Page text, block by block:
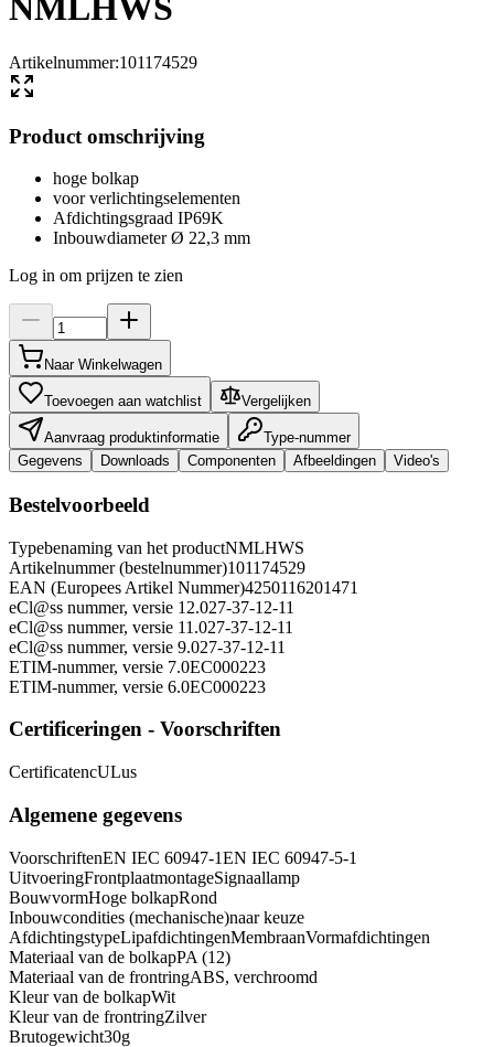
NMLHWS
Artikelnummer:101174529
Product omschrijving
hoge bolkap
voor verlichtingselementen
Afdichtingsgraad IP69K
Inbouwdiameter Ø 22,3 mm
Log in om prijzen te zien
Naar Winkelwagen
Toevoegen aan watchlist Vergelijken
Aanvraag produktinformatie
Type-nummer
Gegevens
Downloads Componenten Afbeeldingen Video's
Bestelvoorbeeld
Typebenaming van het productNMLHWS
Artikelnummer (bestelnummer)101174529
EAN (Europees Artikel Nummer)4250116201471
eCl@ss nummer, versie 12.027-37-12-11
eCl@ss nummer, versie 11.027-37-12-11
eCl@ss nummer, versie 9.027-37-12-11
ETIM-nummer, versie 7.0EC000223
ETIM-nummer, versie 6.0EC000223
Certificeringen - Voorschriften
CertificatencULus
Algemene gegevens
VoorschriftenEN IEC 60947-1EN IEC 60947-5-1
UitvoeringFrontplaatmontageSignaallamp
BouwvormHoge bolkapRond
Inbouwcondities (mechanische)naar keuze
AfdichtingstypeLipafdichtingenMembraanVormafdichtingen
Materiaal van de bolkapPA (12)
Materiaal van de frontringABS, verchroomd
Kleur van de bolkapWit
Kleur van de frontringZilver
Brutogewicht30g